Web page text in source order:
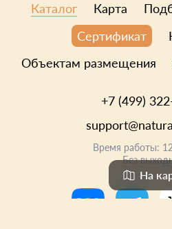
На
Каталог Карта
Сертификат
Объектам размещения
+7 (499)
Время работы:
Без